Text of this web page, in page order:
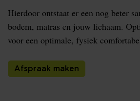
Hierdoor ontstaat er een nog beter
bodem, matras en jouw lichaam.
voor een optimale, fysiek
Afspraak maken